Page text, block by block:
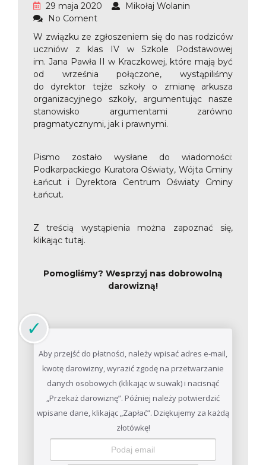
29 maja 2020
Mikołaj Wolanin
No Coment
W związku ze zgłoszeniem się do nas rodziców
uczniów z klas IV w Szkole Podstawowej
im. Jana Pawła II w Kraczkowej, które mają być
od września połączone, wystąpiliśmy
do dyrektor tejże szkoły o zmianę arkusza
organizacyjnego szkoły, argumentując nasze
stanowisko argumentami zarówno
pragmatycznymi, jak i prawnymi.
Pismo zostało wysłane do wiadomości:
Podkarpackiego Kuratora Oświaty, Wójta Gminy
Łańcut i Dyrektora Centrum Oświaty Gminy
Łańcut.
Z treścią wystąpienia można zapoznać się,
klikając tutaj.
Pomogliśmy? Wesprzyj nas dobrowolną
darowizną!
Aby przejść do płatności, należy wpisać adres e-mail,
kwotę darowizny, wyrazić zgodę na przetwarzanie
danych osobowych (klikając w suwak) i nacisnąć
„Przekaż darowiznę”. Później należy potwierdzić
wpisane dane, klikając „Zapłać”. Dziękujemy za każdą
złotówkę!